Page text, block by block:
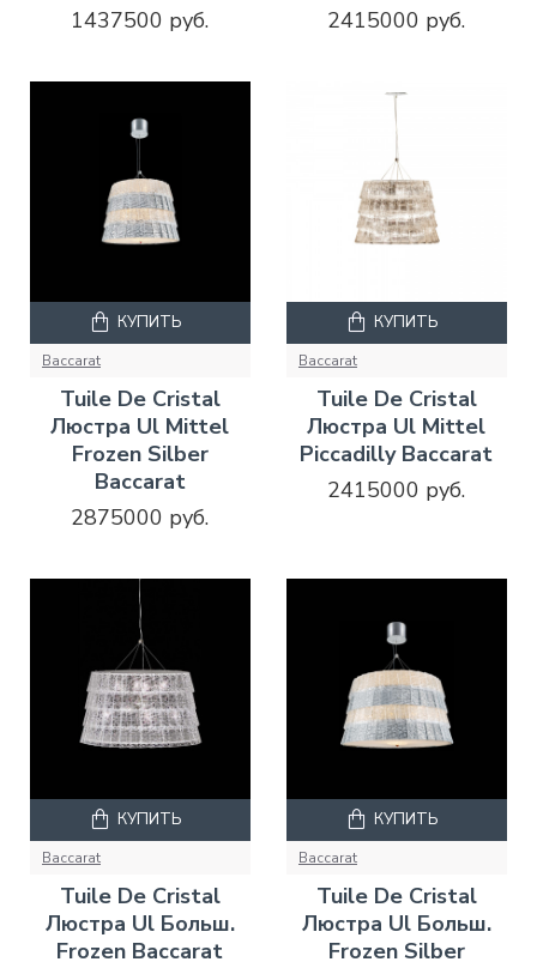
1437500 руб.
2415000 руб.
Baccarat
Tuile De Cristal
Люстра Ul Mittel
Frozen Silber
Baccarat
2875000 руб.
КУПИТЬ
Baccarat
Tuile De Cristal
Люстра Ul Mittel
Piccadilly Baccarat
2415000 руб.
КУПИТЬ
Baccarat
Tuile De Cristal
Люстра Ul Больш.
Frozen Baccarat
КУПИТЬ
Baccarat
Tuile De Cristal
Люстра Ul Больш.
Frozen Silber
КУПИТЬ